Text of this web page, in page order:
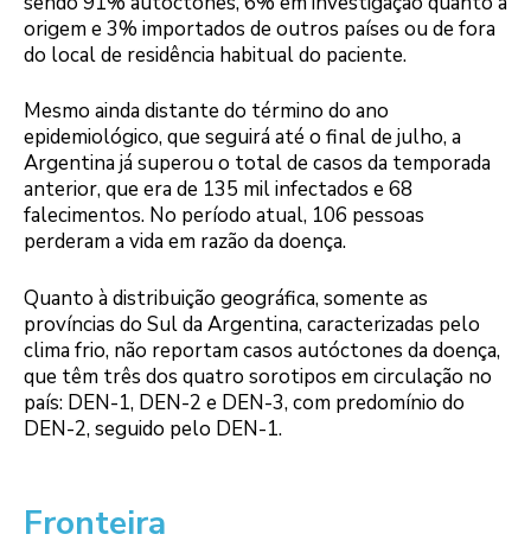
origem e 3% importados de outros países ou de fora
do local de residência habitual do paciente.
Mesmo ainda distante do término do ano
epidemiológico, que seguirá até o final de julho, a
Argentina já superou o total de casos da temporada
anterior, que era de 135 mil infectados e 68
falecimentos. No período atual, 106 pessoas
perderam a vida em razão da doença.
Quanto à distribuição geográfica, somente as
províncias do Sul da Argentina, caracterizadas pelo
clima frio, não reportam casos autóctones da doença,
que têm três dos quatro sorotipos em circulação no
país: DEN-1, DEN-2 e DEN-3, com predomínio do
DEN-2, seguido pelo DEN-1.
Fronteira